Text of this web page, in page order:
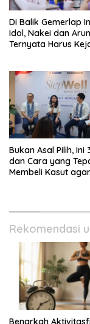
Di Balik Gemerlap
Idol, Nakei dan
Ternyata Harus
Bukan Asal Pilih, Ini
dan Cara yang
Membeli Kasut
Rekomendasi
Benarkah